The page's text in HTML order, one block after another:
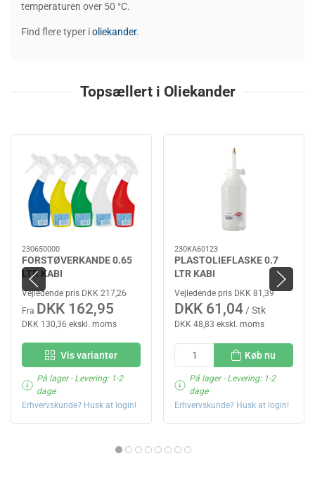
temperaturen over 50 °C.
Find flere typer ioliekander.
Topsællert i Oliekander
230650000
FORSTØVERKANDE 0.65
LTR KABI
Vejledende pris DKK 217,26
Fra DKK 162,95
DKK 130,36 ekskl. moms
Vis varianter
På lager- Levering: 1-2
dage
Erhvervskunde? Husk at login!
230KA60123
PLASTOLIEFLASKE 0.7
LTR KABI
Vejledende pris DKK 81,39
DKK 61,04 / Stk
DKK 48,83 ekskl. moms
Køb nu
På lager- Levering: 1-2
dage
Erhvervskunde? Husk at login!